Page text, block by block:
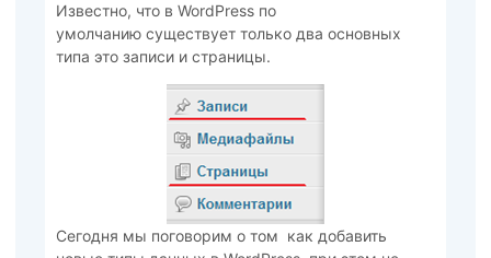
Известно, что в WordPress по
умолчанию существует только два основных
типа это записи и страницы.
Сегодня мы поговорим о том как добавить